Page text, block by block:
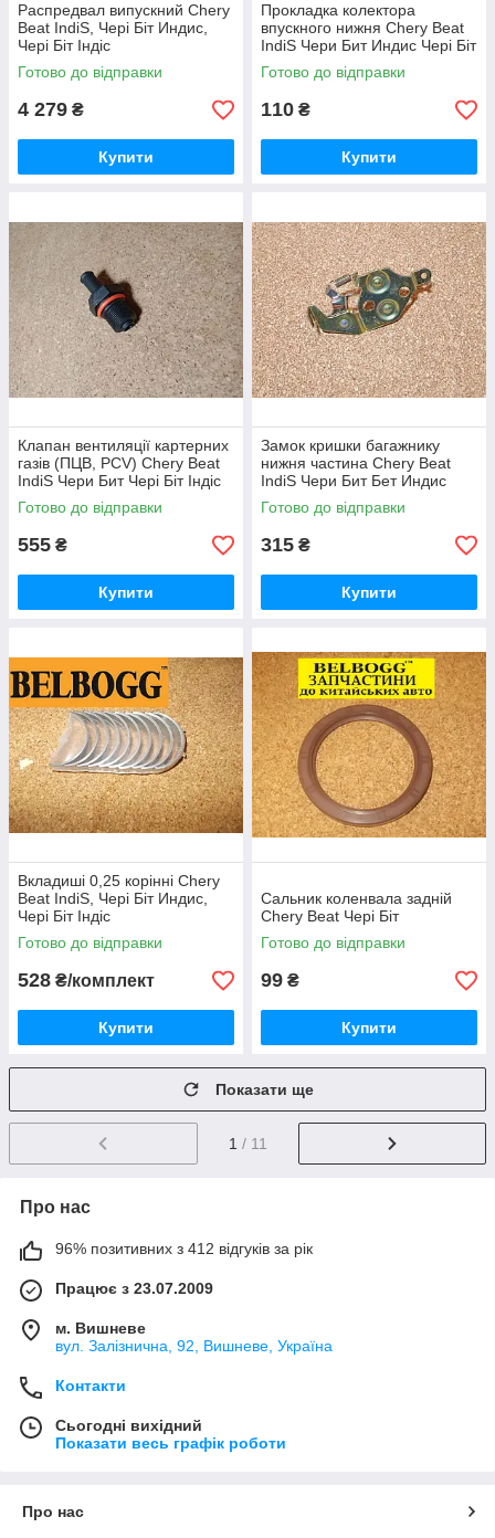
Распредвал випускний Chery
Beat IndiS, Чері Біт Индис,
Чері Біт Індіс
Готово до відправки
4 279 ₴
Купити
Прокладка колектора
впускного нижня Chery Beat
IndiS Чери Бит Индис Чері Біт
Індіс
Готово до відправки
110 ₴
Купити
Клапан вентиляції картерних
газів (ПЦВ, PCV) Chery Beat
IndiS Чери Бит Чері Біт Індіс
Готово до відправки
555 ₴
Купити
Замок кришки багажнику
нижня частина Chery Beat
IndiS Чери Бит Бет Индис
Чері Біт Індіс
Готово до відправки
315 ₴
Купити
Вкладиші 0,25 корінні Chery
Beat IndiS, Чері Біт Индис,
Чері Біт Індіс
Готово до відправки
528 ₴/комплект
Купити
Сальник коленвала задній
Chery Beat Чері Біт
Готово до відправки
99 ₴
Купити
Показати ще
1 / 11
Про нас
96% позитивних з 412 відгуків за рік
Працює з 23.07.2009
м. Вишневе
вул. Залізнична, 92, Вишневе, Україна
Контакти
Сьогодні вихідний
Показати весь графік роботи
Про нас